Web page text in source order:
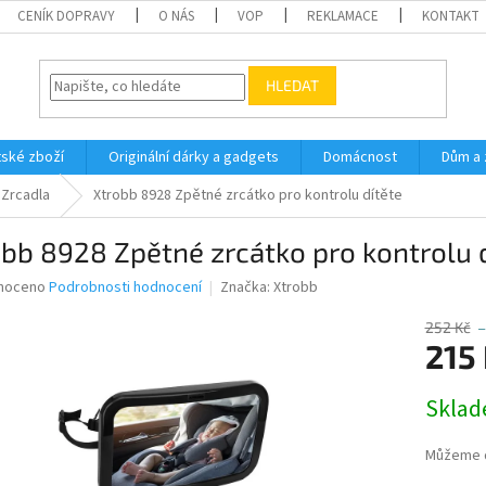
CENÍK DOPRAVY O NÁS VOP REKLAMACE KONTAKT
HLEDAT
zboží Originální dárky a gadgets Domácnost
Dům
Zrcadla
Xtrobb 8928 Zpětné zrcátko pro kontrolu dítěte
8928 Zpětné zrcátko pro kontrolu
Podrobnosti hodnocení Značka: Xtrobb
252 Kč
215
cena: